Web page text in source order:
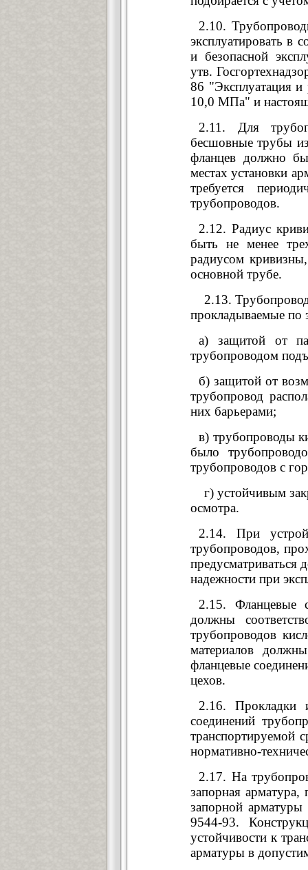
2.10.
эксплуатировать в
и безопасной
утв.
86 "Эксплуатация и
10,0 МПа" и
2.11. Для
бесшовные трубы
фланцев должно
местах установки
требуется
трубопроводов.
2.12. Радиус
быть не менее
радиусом
основной трубе.
2.13.
прокладываемые по
а) защитой от
трубопроводом
б) защитой от
трубопровод
них барьерами;
в) трубопроводы
было
трубопроводов с
г) устойчивым
осмотра.
2.14. При
трубопроводов,
предусматриваться
надежности при
2.15. Фланцевые
должны
трубопроводов
материалов
фланцевые
цехов.
2.16. Прокладки
соединений
транспортируемой
нормативно-
2.17. На
запорная арматура,
запорной
9544-93.
устойчивости к
арматуры в